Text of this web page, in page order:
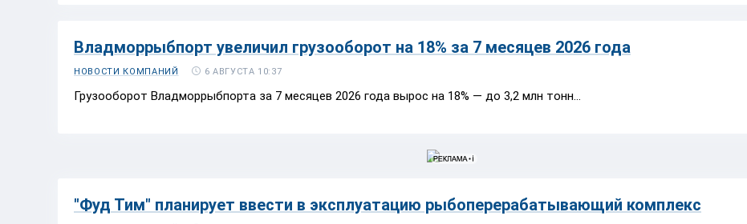
Владморрыбпорт увеличил грузооборот на 18% за 7 месяцев 2026 года
НОВОСТИ КОМПАНИЙ 6 АВГУСТА 10:37
Грузооборот Владморрыбпорта за 7 месяцев 2026 года вырос на 18% — до 3,2 млн тонн...
"Фуд Тим" планирует ввести в эксплуатацию рыбоперерабатывающий комплекс